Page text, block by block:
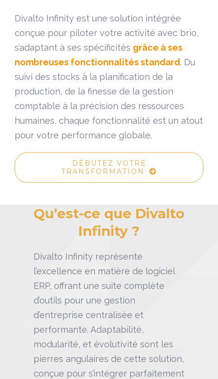
Divalto Infinity est une solution intégrée
conçue pour piloter votre activité avec brio,
s’adaptant à ses spécificités grâce à ses
nombreuses fonctionnalités standard. Du
suivi des stocks à la planification de la
production, de la finesse de la gestion
comptable à la précision des ressources
humaines, chaque fonctionnalité est un atout
pour votre performance globale.
DÉBUTEZ VOTRE
TRANSFORMATION
Qu’est-ce que Divalto
Infinity ?
Divalto Infinity représente
l’excellence en matière de logiciel
ERP, offrant une suite complète
d’outils pour une gestion
d’entreprise centralisée et
performante. Adaptabilité,
modularité, et évolutivité sont les
pierres angulaires de cette solution,
conçue pour s’intégrer parfaitement